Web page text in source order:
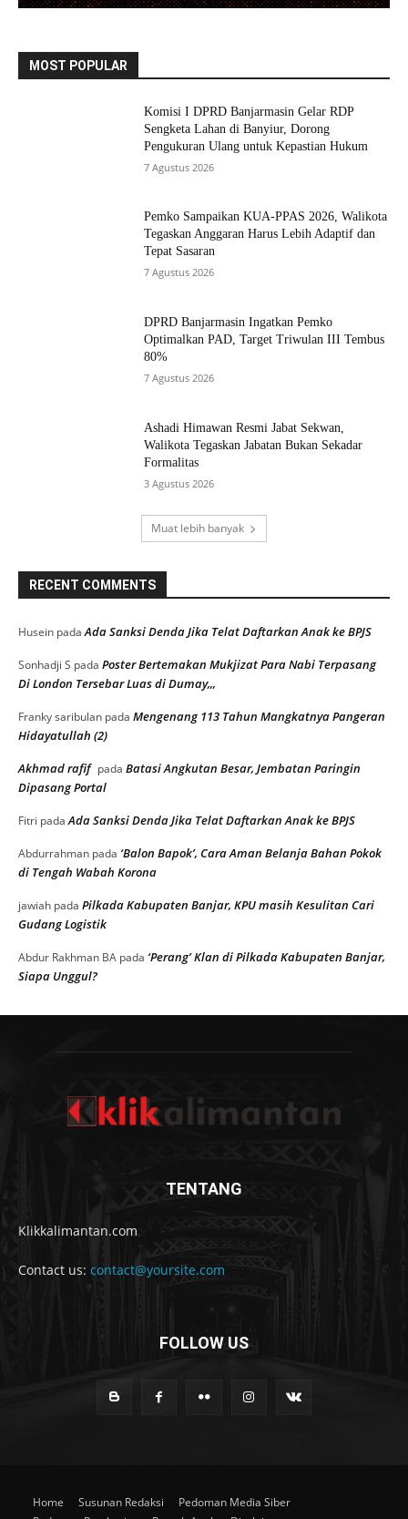
MOST POPULAR
Komisi I DPRD Banjarmasin Gelar RDP
Sengketa Lahan di Banyiur, Dorong
Pengukuran Ulang untuk Kepastian Hukum
7 Agustus 2026
Pemko Sampaikan KUA-PPAS 2026, Walikota
Tegaskan Anggaran Harus Lebih Adaptif dan
Tepat Sasaran
7 Agustus 2026
DPRD Banjarmasin Ingatkan Pemko
Optimalkan PAD, Target Triwulan III Tembus
80%
7 Agustus 2026
Ashadi Himawan Resmi Jabat Sekwan,
Walikota Tegaskan Jabatan Bukan Sekadar
Formalitas
3 Agustus 2026
Muat lebih banyak
RECENT COMMENTS
Husein padaAda Sanksi Denda Jika Telat Daftarkan Anak ke BPJS
Sonhadji S pada Poster Bertemakan Mukjizat Para Nabi Terpasang
Di London Tersebar Luas di Dumay,,,
Franky saribulan pada Mengenang 113 Tahun Mangkatnya Pangeran
Hidayatullah (2)
Akhmad rafif pada Batasi Angkutan Besar, Jembatan Paringin
Dipasang Portal
Fitri padaAda Sanksi Denda Jika Telat Daftarkan Anak ke BPJS
Abdurrahman pada ‘Balon Bapok’, Cara Aman Belanja Bahan Pokok
di Tengah Wabah Korona
jawiah pada Pilkada Kabupaten Banjar, KPU masih Kesulitan Cari
Gudang Logistik
Abdur Rakhman BA pada ‘Perang’ Klan di Pilkada Kabupaten Banjar,
Siapa Unggul?
TENTANG
Klikkalimantan.com
Contact us: contact@yoursite.com
FOLLOW US
Home Susunan Redaksi
Pedoman Media Siber